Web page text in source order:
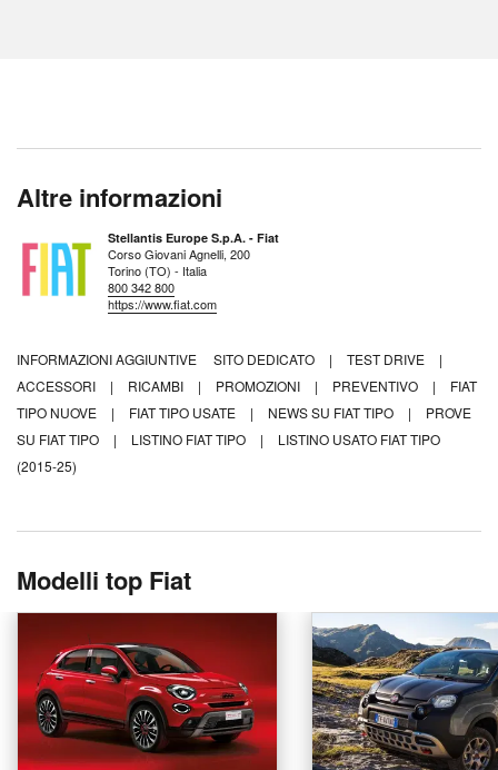
Altre informazioni
Stellantis Europe S.p.A. - Fiat
Corso Giovani Agnelli, 200
Torino (TO) - Italia
800 342 800
https://www.fiat.com
INFORMAZIONI AGGIUNTIVE SITO DEDICATO | TEST DRIVE
|
ACCESSORI
| RICAMBI | PROMOZIONI | PREVENTIVO |
FIAT
TIPO NUOVE
| FIAT TIPO USATE | NEWS SU FIAT TIPO |
PROVE
SU FIAT TIPO
| LISTINO FIAT TIPO |
LISTINO USATO FIAT TIPO
(2015-25)
Modelli top Fiat